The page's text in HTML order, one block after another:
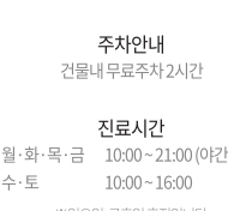
주차안내
건물내 무료주차 2시간
진료시간
월·화·목·금
10:00 ~ 21:00 (야
수·토
10:00 ~ 16:00